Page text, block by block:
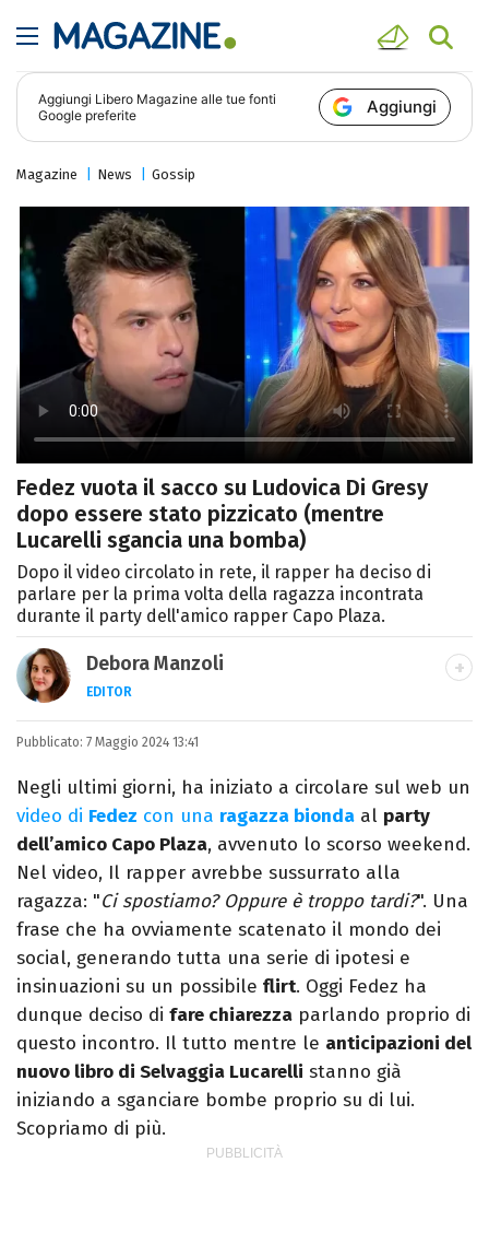
Aggiungi Libero Magazine alle tue fonti
Google preferite
Aggiungi
Magazine News Gossip
Fedez vuota il sacco su Ludovica Di Gresy
dopo essere stato pizzicato (mentre
Lucarelli sgancia una bomba)
Dopo il video circolato in rete, il rapper ha deciso di
parlare per la prima volta della ragazza incontrata
durante il party dell'amico rapper Capo Plaza.
Debora Manzoli
EDITOR
LINKEDIN
INSTAGRAM FACEBOOK SITO
Scrittrice, copywriter, editor e pubblicista
mantovana, laureata in Lettere, Cinema e
Tv. Ha due libri all’attivo e ama la scrittura
alla follia.
Pubblicato: 7 Maggio 2024 13:41
Negli ultimi giorni, ha iniziato a circolare sul web un
video di Fedez con una ragazza bionda al party
dell’amico Capo Plaza, avvenuto lo scorso weekend.
Nel video, Il rapper avrebbe sussurrato alla
ragazza: "Ci spostiamo? Oppure è troppo tardi?". Una
frase che ha ovviamente scatenato il mondo dei
social, generando tutta una serie di ipotesi e
insinuazioni su un possibile flirt. Oggi Fedez ha
dunque deciso di fare chiarezza parlando proprio di
questo incontro. Il tutto mentre le anticipazioni del
nuovo libro di Selvaggia Lucarelli stanno già
iniziando a sganciare bombe proprio su di lui.
Scopriamo di più.